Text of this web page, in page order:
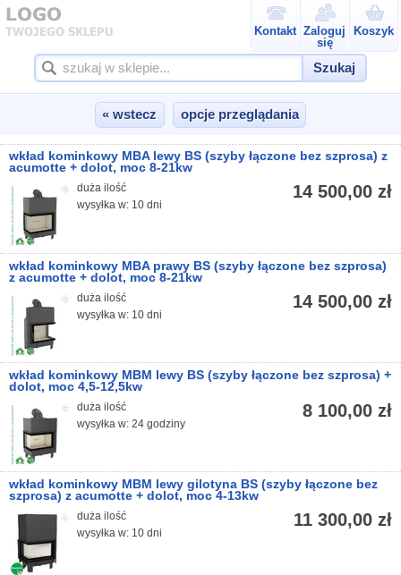
Kontakt Zaloguj
się
Koszyk
Szukaj
« wstecz opcje przeglądania
wkład kominkowy MBA lewy BS (szyby łączone bez szprosa) z
acumotte + dolot, moc 8-21kw
14 500,00 zł
duża ilość
wysyłka w: 10 dni
wkład kominkowy MBA prawy BS (szyby łączone bez szprosa)
z acumotte + dolot, moc 8-21kw
14 500,00 zł
duża ilość
wysyłka w: 10 dni
wkład kominkowy MBM lewy BS (szyby łączone bez szprosa) +
dolot, moc 4,5-12,5kw
8 100,00 zł
duża ilość
wysyłka w: 24 godziny
wkład kominkowy MBM lewy gilotyna BS (szyby łączone bez
szprosa) z acumotte + dolot, moc 4-13kw
11 300,00 zł
duża ilość
wysyłka w: 10 dni